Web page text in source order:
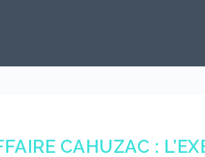
CAHUZAC :